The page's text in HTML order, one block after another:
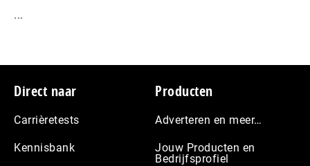
...
Footer
Direct naar
Carrièretests
Kennisbank
Producten
Adverteren en meer…
Jouw Producten en
Bedrijfsprofiel